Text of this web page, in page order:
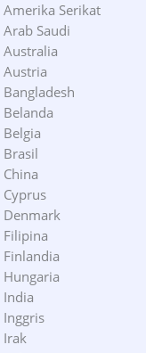
Serikat
Saudi
Australia
Austria
Brasil
Denmark
Filipina
India
Inggris
Irak